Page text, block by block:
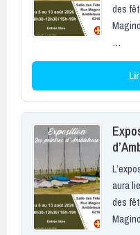
des
…
aura
des